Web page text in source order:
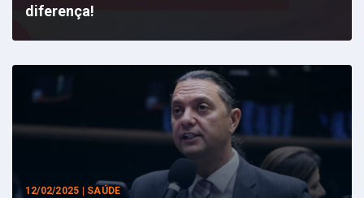
diferença!
12/02/2025 | SAÚDE